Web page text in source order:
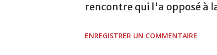
rencontre qui l'a opposé à
ENREGISTRER UN COMMENTAIRE